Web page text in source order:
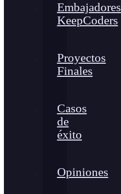
Embajadores
KeepCoders
Proyectos
Finales
Casos
de
éxito
Opiniones